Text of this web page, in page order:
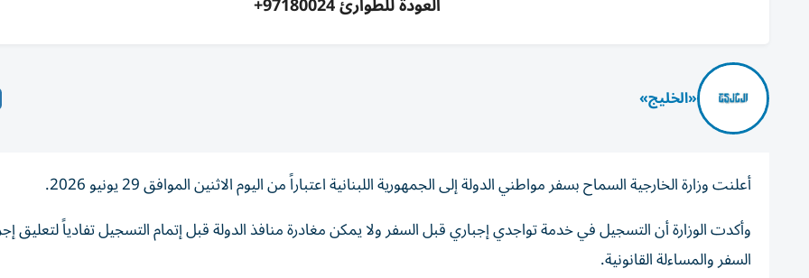
«الخليج»
أعلنت وزارة الخارجية السماح بسفر مواطني الدولة إلى الجمهورية اللبنانية اعتباراً من اليوم الاثنين الموافق 29 يونيو 2026.
وأكدت الوزارة أن التسجيل في خدمة تواجدي إجباري قبل السفر ولا يمكن مغادرة منافذ الدولة قبل إتمام التسجيل تفادياً لتعليق
السفر والمساءلة القانونية.